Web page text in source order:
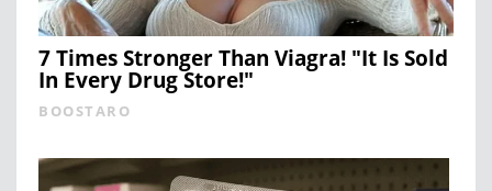
7 Times Stronger Than Viagra! "It Is Sold
In Every Drug Store!"
BOOSTARO